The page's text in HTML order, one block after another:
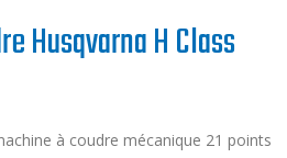
Husqvarna H Class